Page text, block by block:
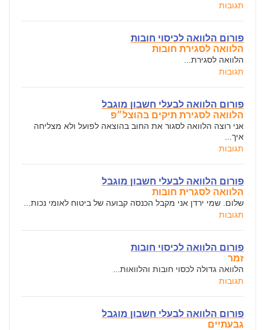
תגובות
פורום הלוואה לכיסוי חובות
הלוואה לסגירת חובות
הלוואה לסגירת...
תגובות
פורום הלוואה לבעלי חשבון מוגבל
הלוואה לסגירת תיקים בהוצל״פ
אני רוצה הלוואה לסגור את החוב בהוצאה לפועל ולא מצליחה
איך...
תגובות
פורום הלוואה לבעלי חשבון מוגבל
הלוואה לסגרית חובות
שלום. שמי ירדן אני מקבל הכנסה קבועה של ביטוח לאומי נכות...
תגובות
פורום הלוואה לכיסוי חובות
זמר
הלוואה גדולה לכסוי חובות והלוואות...
תגובות
פורום הלוואה לבעלי חשבון מוגבל
גבעתיים